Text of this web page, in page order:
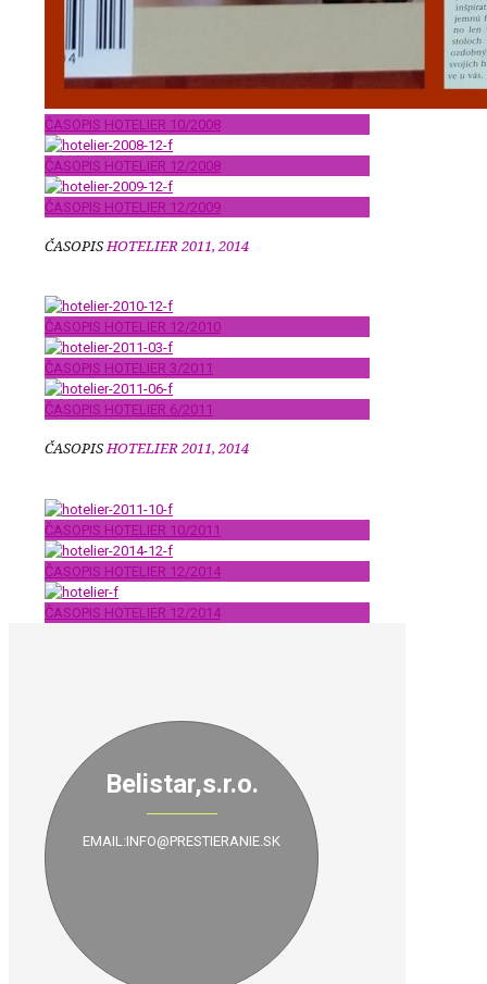
ČASOPIS HOTELIER 10/2008
ČASOPIS HOTELIER 12/2008
ČASOPIS HOTELIER 12/2009
ČASOPISHOTELIER 2011, 2014
ČASOPIS HOTELIER 12/2010
ČASOPIS HOTELIER 3/2011
ČASOPIS HOTELIER 6/2011
ČASOPISHOTELIER 2011, 2014
ČASOPIS HOTELIER 10/2011
ČASOPIS HOTELIER 12/2014
ČASOPIS HOTELIER 12/2014
Belistar,s.r.o.
EMAIL:INFO@PRESTIERANIE.SK